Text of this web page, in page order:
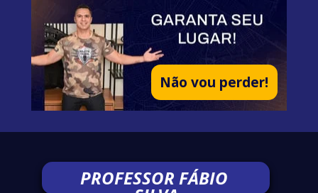
Não vou perder!
PROFESSOR FÁBIO